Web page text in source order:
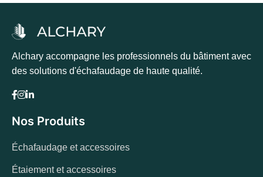
Alchary accompagne les professionnels du bâtiment avec
des solutions d'échafaudage de haute qualité.
Nos Produits
Échafaudage et accessoires
Étaiement et accessoires